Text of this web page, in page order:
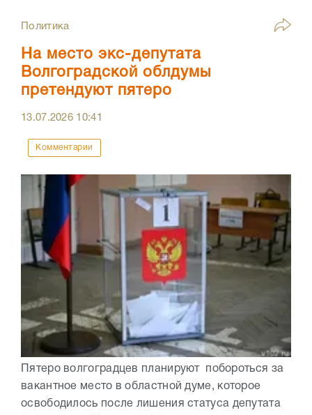
Политика
На место экс-депутата
Волгоградской облдумы
претендуют пятеро
13.07.2026 10:41
Комментарии
Пятеро волгоградцев планируют побороться за
вакантное место в областной думе, которое
освободилось после лишения статуса депутата